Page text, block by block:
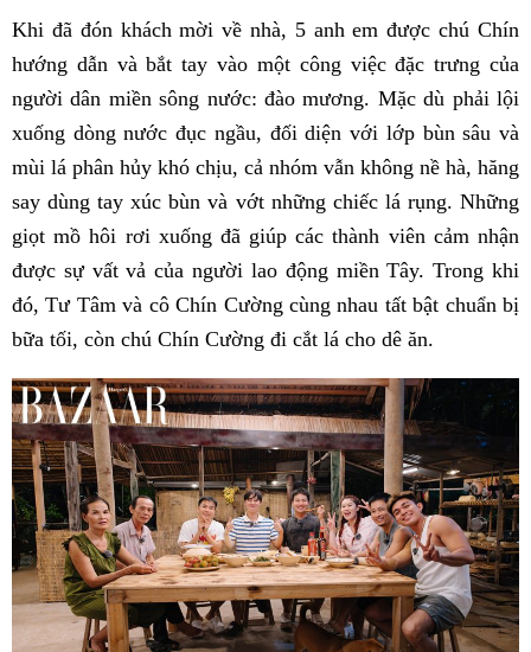
Khi đã đón khách mời về nhà, 5 anh em được chú Chín
hướng dẫn và bắt tay vào một công việc đặc trưng của
người dân miền sông nước: đào mương. Mặc dù phải lội
xuống dòng nước đục ngầu, đối diện với lớp bùn sâu và
mùi lá phân hủy khó chịu, cả nhóm vẫn không nề hà, hăng
say dùng tay xúc bùn và vớt những chiếc lá rụng. Những
giọt mồ hôi rơi xuống đã giúp các thành viên cảm nhận
được sự vất vả của người lao động miền Tây. Trong khi
đó, Tư Tâm và cô Chín Cường cùng nhau tất bật chuẩn bị
bữa tối, còn chú Chín Cường đi cắt lá cho dê ăn.